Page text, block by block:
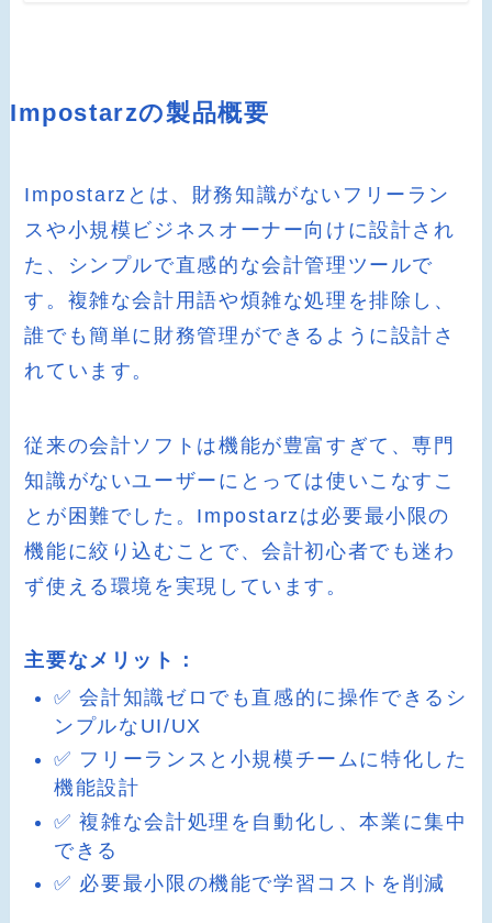
Impostarzの製品概要
Impostarzとは、財務知識がないフリーラン
スや小規模ビジネスオーナー向けに設計され
た、シンプルで直感的な会計管理ツールで
す。複雑な会計用語や煩雑な処理を排除し、
誰でも簡単に財務管理ができるように設計さ
れています。
従来の会計ソフトは機能が豊富すぎて、専門
知識がないユーザーにとっては使いこなすこ
とが困難でした。Impostarzは必要最小限の
機能に絞り込むことで、会計初心者でも迷わ
ず使える環境を実現しています。
主要なメリット：
✅ 会計知識ゼロでも直感的に操作できるシ
ンプルなUI/UX
✅ フリーランスと小規模チームに特化した
機能設計
✅ 複雑な会計処理を自動化し、本業に集中
できる
✅ 必要最小限の機能で学習コストを削減